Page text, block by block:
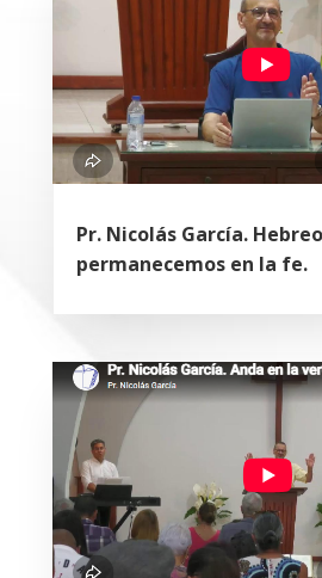
Pr. Nicolás García.
permanecemos en la fe.